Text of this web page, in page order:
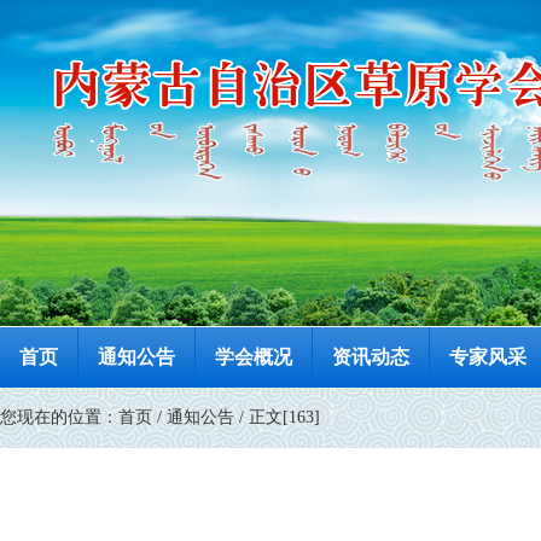
首页 通知公告 学会概况 资讯动态 专家风采
您现在的位置： 首页 / 通知公告/ 正文[163]